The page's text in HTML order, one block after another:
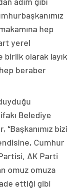
hep
yerel
birlik olarak layık
beraber
Belediye
bizi
Cumhur
AK Parti
omuz omuza
ettiği gibi